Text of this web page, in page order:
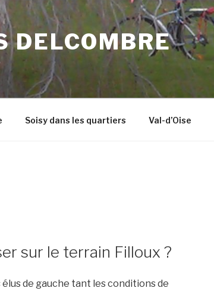
DELCOMBRE
Soisy dans les quartiers Val-d’Oise
sur le terrain Filloux ?
de gauche tant les conditions de